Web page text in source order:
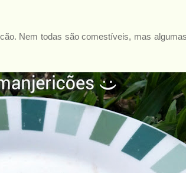
Nem todas são comestíveis, mas